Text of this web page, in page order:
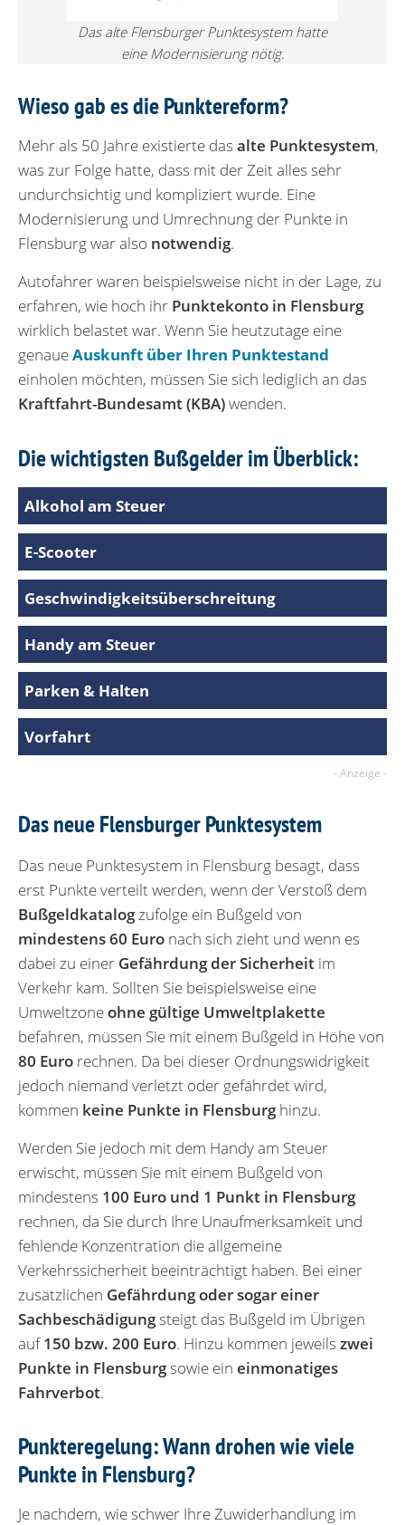
Das alte Flensburger Punktesystem hatte
eine Modernisierung nötig.
Wieso gab es die Punktereform?
Mehr als 50 Jahre existierte das alte Punktesystem,
was zur Folge hatte, dass mit der Zeit alles sehr
undurchsichtig und kompliziert wurde. Eine
Modernisierung und Umrechnung der Punkte in
Flensburg war also notwendig.
Autofahrer waren beispielsweise nicht in der Lage, zu
erfahren, wie hoch ihr Punktekonto in Flensburg
wirklich belastet war. Wenn Sie heutzutage eine
genaueAuskunft über Ihren Punktestand
einholen möchten, müssen Sie sich lediglich an das
Kraftfahrt-Bundesamt (KBA)wenden.
Die wichtigsten Bußgelder im Überblick:
Alkohol am Steuer
E-Scooter
Geschwindigkeitsüberschreitung
Handy am Steuer
Parken & Halten
Vorfahrt
Das neue Flensburger Punktesystem
Das neue Punktesystem in Flensburg besagt, dass
erst Punkte verteilt werden, wenn der Verstoß dem
Bußgeldkatalogzufolge ein Bußgeld von
mindestens 60 Euro nach sich zieht und wenn es
dabei zu einer Gefährdung der Sicherheit im
Verkehr kam. Sollten Sie beispielsweise eine
Umweltzoneohne gültige Umweltplakette
befahren, müssen Sie mit einem Bußgeld in Höhe von
80 Euro rechnen. Da bei dieser Ordnungswidrigkeit
jedoch niemand verletzt oder gefährdet wird,
kommen keine Punkte in Flensburghinzu.
Werden Sie jedoch mit dem Handy am Steuer
erwischt, müssen Sie mit einem Bußgeld von
mindestens 100 Euro und 1 Punkt in Flensburg
rechnen, da Sie durch Ihre Unaufmerksamkeit und
fehlende Konzentration die allgemeine
Verkehrssicherheit beeinträchtigt haben. Bei einer
zusätzlichen Gefährdung oder sogar einer
Sachbeschädigungsteigt das Bußgeld im Übrigen
auf150 bzw. 200 Euro. Hinzu kommen jeweils zwei
Punkte in Flensburgsowie ein einmonatiges
Fahrverbot.
Punkteregelung: Wann drohen wie viele
Punkte in Flensburg?
Je nachdem, wie schwer Ihre Zuwiderhandlung im